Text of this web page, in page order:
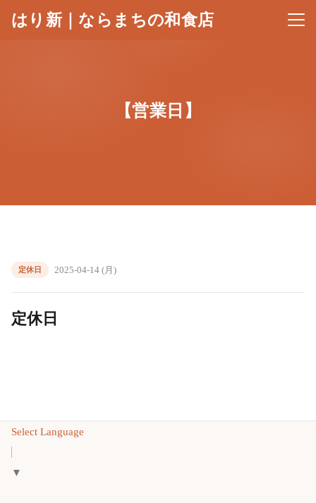
はり新｜ならまちの和食店 メニ
【営業日】
定休日 2025-04-14 (月)
定休日
Select Language
▼